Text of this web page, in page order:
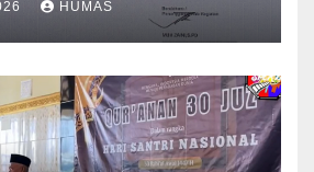
HUMAS